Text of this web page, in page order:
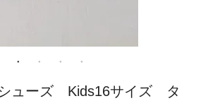
ューズ Kids16サイズ タ